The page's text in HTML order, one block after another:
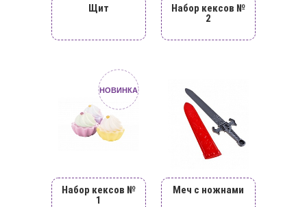
Щит
Набор кексов №
2
НОВИНКА
Набор кексов №
1
Меч с ножнами